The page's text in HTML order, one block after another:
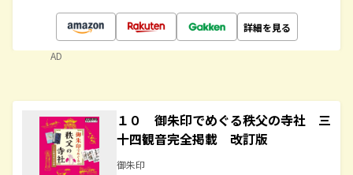
詳細を見る
AD
１０ 御朱印でめぐる秩父の寺社 三
十四観音完全掲載 改訂版
御朱印